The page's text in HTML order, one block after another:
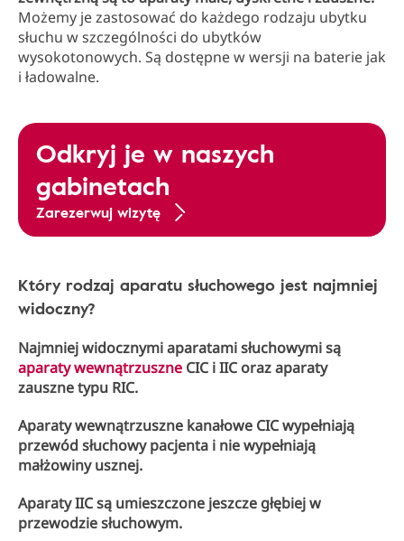
Możemy je zastosować do każdego rodzaju ubytku
słuchu w szczególności do ubytków
wysokotonowych. Są dostępne w wersji na baterie jak
i ładowalne.
Odkryj je w naszych
gabinetach
Zarezerwuj wizytę
Który rodzaj aparatu słuchowego jest najmniej
widoczny?
Najmniej widocznymi aparatami słuchowymi są
aparaty wewnątrzuszne CIC i IIC oraz aparaty
zauszne typu RIC.
Aparaty wewnątrzuszne kanałowe CIC wypełniają
przewód słuchowy pacjenta i nie wypełniają
małżowiny usznej.
Aparaty IIC są umieszczone jeszcze głębiej w
przewodzie słuchowym.